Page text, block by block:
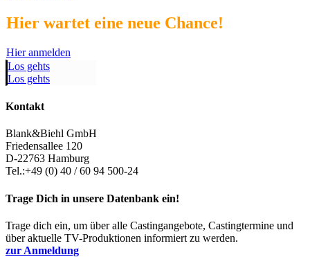
Hier wartet eine neue Chance!
Hier anmelden
Los gehts
Los gehts
Kontakt
Blank&Biehl GmbH
Friedensallee 120
D-22763 Hamburg
Tel.:+49 (0) 40 / 60 94 500-24
Trage Dich in unsere Datenbank ein!
Trage dich ein, um über alle Castingangebote, Castingtermine und
über aktuelle TV-Produktionen informiert zu werden.
zur Anmeldung